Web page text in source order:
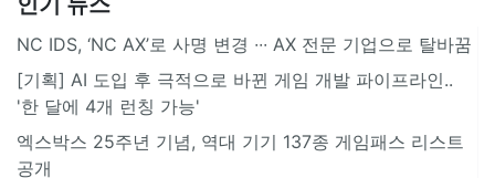
NC IDS, ‘NC AX’로 사명 변경 ∙∙∙ AX 전문 기업으로 탈바꿈
[기획] AI 도입 후 극적으로 바뀐 게임 개발 파이프라인..
'한 달에 4개 런칭 가능'
엑스박스 25주년 기념, 역대 기기 137종 게임패스 리스트
공개